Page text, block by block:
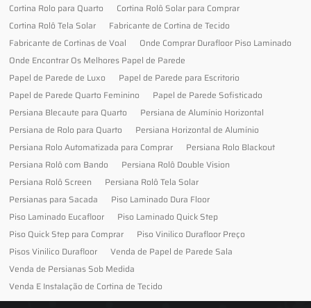
Cortina Rolo para Quarto
Cortina Rolô Solar para Comprar
Cortina Rolô Tela Solar
Fabricante de Cortina de Tecido
Fabricante de Cortinas de Voal
Onde Comprar Durafloor Piso Laminado
Onde Encontrar Os Melhores Papel de Parede
Papel de Parede de Luxo
Papel de Parede para Escritorio
Papel de Parede Quarto Feminino
Papel de Parede Sofisticado
Persiana Blecaute para Quarto
Persiana de Alumínio Horizontal
Persiana de Rolo para Quarto
Persiana Horizontal de Alumínio
Persiana Rolo Automatizada para Comprar
Persiana Rolo Blackout
Persiana Rolô com Bando
Persiana Rolô Double Vision
Persiana Rolô Screen
Persiana Rolô Tela Solar
Persianas para Sacada
Piso Laminado Dura Floor
Piso Laminado Eucafloor
Piso Laminado Quick Step
Piso Quick Step para Comprar
Piso Vinilico Durafloor Preço
Pisos Vinilico Durafloor
Venda de Papel de Parede Sala
Venda de Persianas Sob Medida
Venda E Instalação de Cortina de Tecido